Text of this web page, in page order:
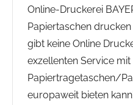
Online-Druckerei
Papiertaschen
gibt keine Online
exzellenten Service
Papiertragetaschen/
europaweit bieten